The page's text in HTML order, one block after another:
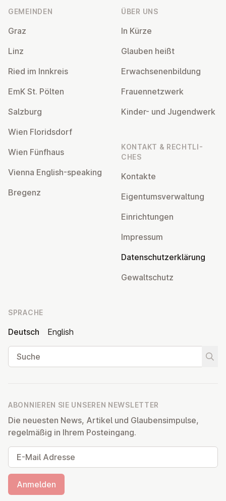
GEMEINDEN
Graz
Linz
Ried im Innkreis
EmK St. Pölten
Salzburg
Wien Flo­rids­dorf
Wien Fünfhaus
Vienna English-speaking
Bregenz
ÜBER UNS
In Kürze
Glauben heißt
Er­wach­se­nen­bil­dung
Frau­en­netz­werk
Kinder- und Ju­gend­werk
KONTAKT & RECHT­LI­
CHES
Kontakte
Ei­gen­tums­ver­wal­tung
Ein­rich­tun­gen
Impressum
Da­ten­schutz­er­klä­rung
Ge­walt­schutz
SPRACHE
Deutsch
English
Suche
ABONNIEREN SIE UNSEREN NEWSLETTER
Die neuesten News, Artikel und Glaubensimpulse,
regelmäßig in Ihrem Posteingang.
E-Mail Adresse
Anmelden